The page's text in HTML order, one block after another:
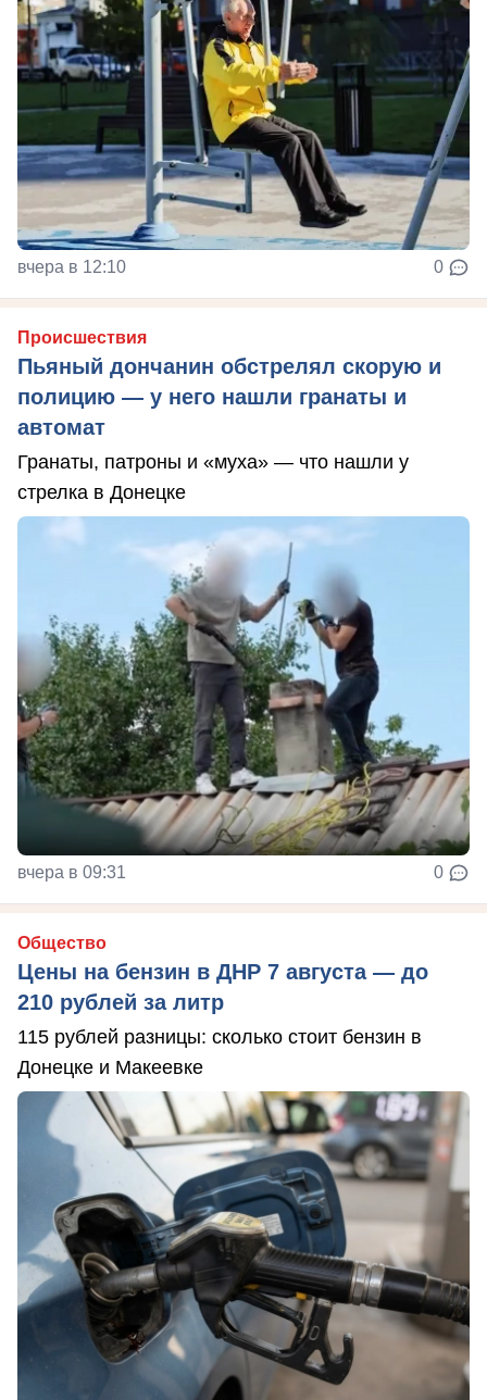
вчера в 12:10 0
Происшествия
Пьяный дончанин обстрелял скорую и
полицию — у него нашли гранаты и
автомат
Гранаты, патроны и «муха» — что нашли у
стрелка в Донецке
вчера в 09:31 0
Общество
Цены на бензин в ДНР 7 августа — до
210 рублей за литр
115 рублей разницы: сколько стоит бензин в
Донецке и Макеевке